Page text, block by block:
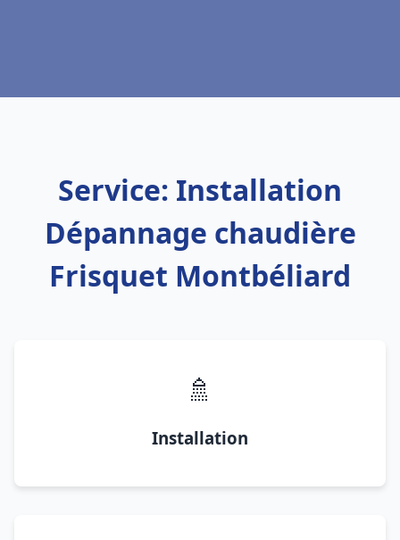
Service: Installation
Dépannage chaudière
Frisquet Montbéliard
🚿
Installation